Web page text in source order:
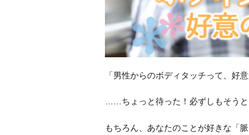
「男性からのボディタッチって、好
……ちょっと待った！必ずしもそうと
もちろん、あなたのことが好きな「